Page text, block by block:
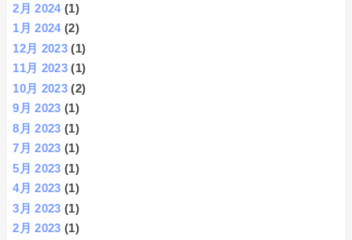
2月 2024(1)
1月 2024(2)
12月 2023 (1)
11月 2023 (1)
10月 2023 (2)
9月 2023 (1)
8月 2023 (1)
7月 2023 (1)
5月 2023 (1)
4月 2023 (1)
3月 2023 (1)
2月 2023 (1)